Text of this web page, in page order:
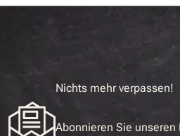
Nichts mehr verpassen!
Abonnieren Sie